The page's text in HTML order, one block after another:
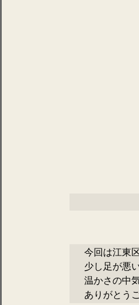
今回は江東
少し足が悪
温かさの中
ありがとう